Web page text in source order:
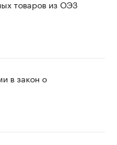
товаров из ОЭЗ
в закон о